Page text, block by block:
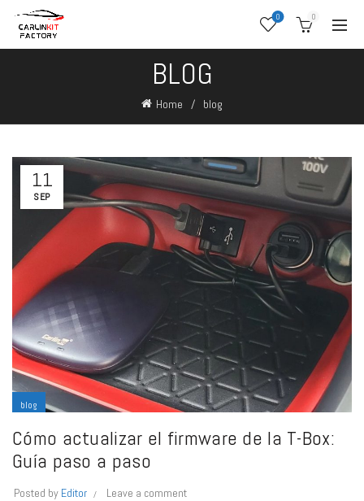
0 0
BLOG
Home blog
11
SEP
blog
Cómo actualizar el firmware de la T-Box:
Guía paso a paso
Posted by Editor Leave a comment